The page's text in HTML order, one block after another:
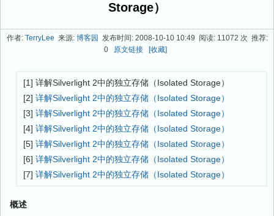
Storage）
作者: TerryLee 来源: 博客园 发布时间: 2008-10-10 10:49 阅读: 11072 次 推荐:
0
原文链接 [收藏]
[1] 详解Silverlight 2中的独立存储（Isolated Storage）
[2] 详解Silverlight 2中的独立存储（Isolated Storage）
[3] 详解Silverlight 2中的独立存储（Isolated Storage）
[4] 详解Silverlight 2中的独立存储（Isolated Storage）
[5] 详解Silverlight 2中的独立存储（Isolated Storage）
[6] 详解Silverlight 2中的独立存储（Isolated Storage）
[7] 详解Silverlight 2中的独立存储（Isolated Storage）
概述